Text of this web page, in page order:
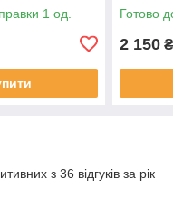
1 од.
Готово
2 150 ₴
з 36 відгуків за рік